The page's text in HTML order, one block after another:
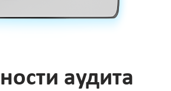
аудита